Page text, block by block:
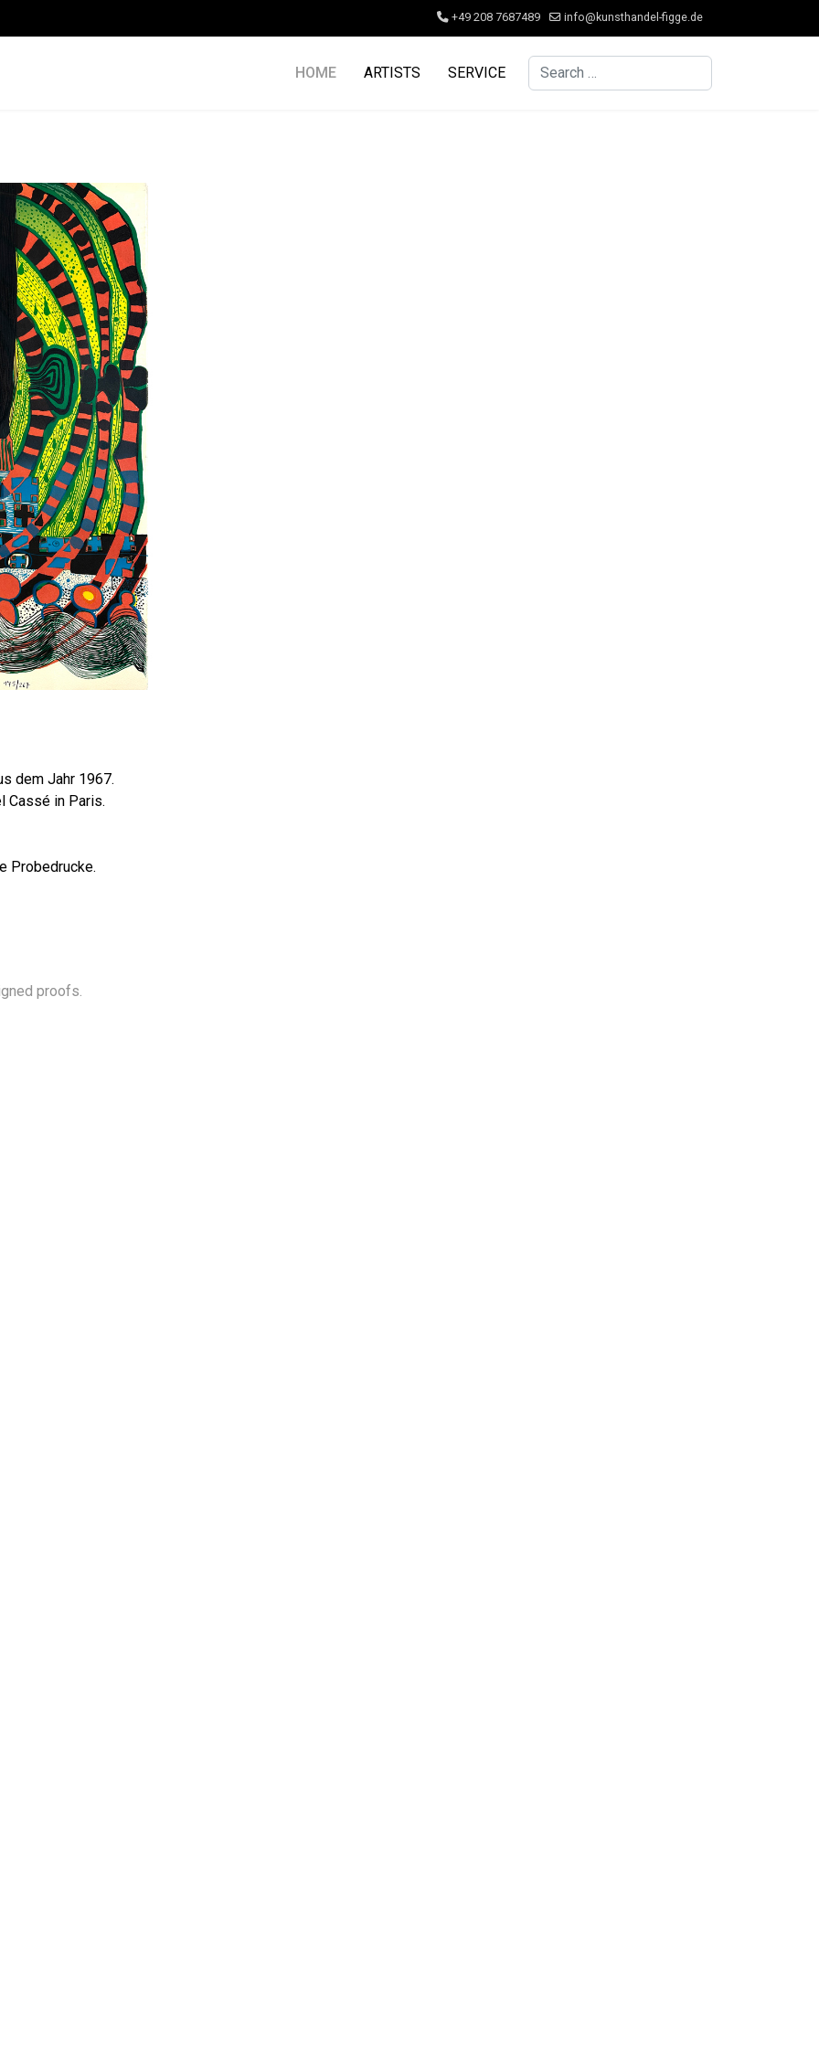
+49 208 7687489 info@kunsthandel-figge.de
HOME ARTISTS SERVICE Search
dem Jahr 1967.
Cassé in Paris.
Probedrucke.
proofs.